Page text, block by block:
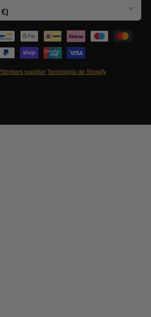
España (EUR €)
Formas de pago
Stockers supplier Tecnología de Shopify